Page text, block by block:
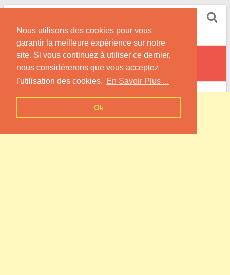
Nous utilisons des cookies pour vous
garantir la meilleure expérience sur notre
site. Si vous continuez à utiliser ce dernier,
nous considérerons que vous acceptez
l'utilisation des cookies. En Savoir Plus ...
Ok
Skip
content
Informations sur les Pompes à Chaleur
Brazey-en-Morvan